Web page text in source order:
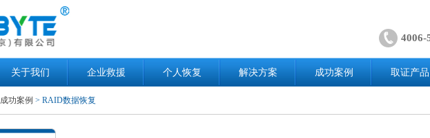
4006-
关于我们 企业救援 个人恢复 解决方案 成功案例 取证产品
成功案例 > RAID数据恢复